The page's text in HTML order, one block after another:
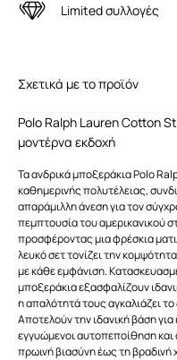
Limited συλλογές
Σχετικά με το προϊόν
Polo Ralph Lauren Cotton
μοντέρνα εκδοχή
Τα ανδρικά μποξεράκια Polo
καθημερινής πολυτέλειας,
απαράμιλλη άνεση για τον
πεμπτουσία του αμερικανικού
προσφέροντας μια φρέσκια
λευκό σετ τονίζει την
με κάθε εμφάνιση.
μποξεράκια εξασφαλίζουν
η απαλότητά τους αγκαλιάζει
Αποτελούν την ιδανική βάση
εγγυώμενοι αυτοπεποίθηση
πρωινή βιασύνη έως τη βραδινή